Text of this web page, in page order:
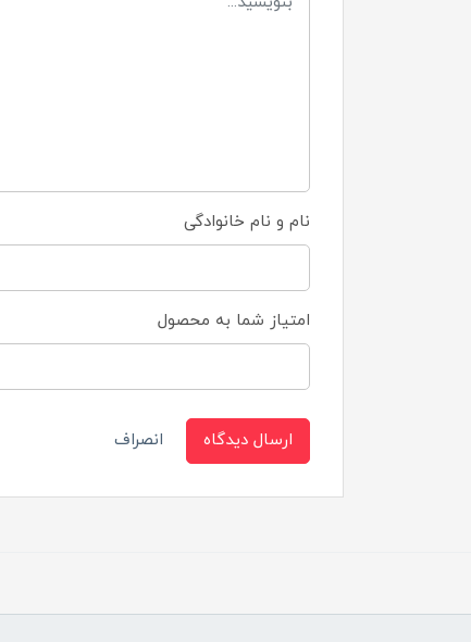
نام و نام خانوادگی
امتیاز شما به محصول
ارسال دیدگاه انصراف